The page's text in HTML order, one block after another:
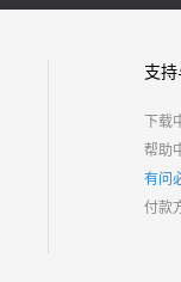
支
下载
帮助
有问
付款